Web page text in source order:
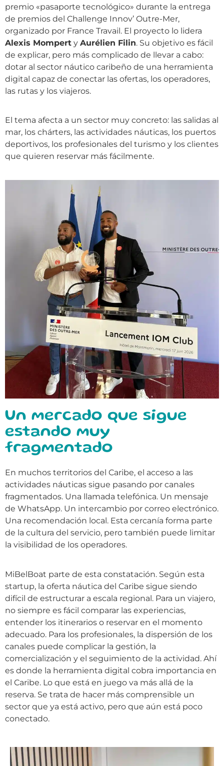
premio «pasaporte tecnológico» durante la entrega
de premios del Challenge Innov’ Outre-Mer,
organizado por France Travail. El proyecto lo lidera
Alexis Mompert y Aurélien Filin. Su objetivo es fácil
de explicar, pero más complicado de llevar a cabo:
dotar al sector náutico caribeño de una herramienta
digital capaz de conectar las ofertas, los operadores,
las rutas y los viajeros.
El tema afecta a un sector muy concreto: las salidas al
mar, los chárters, las actividades náuticas, los puertos
deportivos, los profesionales del turismo y los clientes
que quieren reservar más fácilmente.
Un mercado que sigue
estando muy
fragmentado
En muchos territorios del Caribe, el acceso a las
actividades náuticas sigue pasando por canales
fragmentados. Una llamada telefónica. Un mensaje
de WhatsApp. Un intercambio por correo electrónico.
Una recomendación local. Esta cercanía forma parte
de la cultura del servicio, pero también puede limitar
la visibilidad de los operadores.
MiBelBoat parte de esta constatación. Según esta
startup, la oferta náutica del Caribe sigue siendo
difícil de estructurar a escala regional. Para un viajero,
no siempre es fácil comparar las experiencias,
entender los itinerarios o reservar en el momento
adecuado. Para los profesionales, la dispersión de los
canales puede complicar la gestión, la
comercialización y el seguimiento de la actividad. Ahí
es donde la herramienta digital cobra importancia en
el Caribe. Lo que está en juego va más allá de la
reserva. Se trata de hacer más comprensible un
sector que ya está activo, pero que aún está poco
conectado.